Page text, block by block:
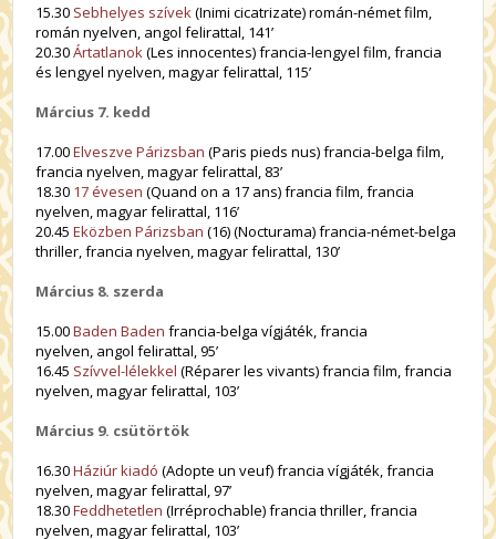
15.30 Sebhelyes szívek(Inimi cicatrizate) román-német film,
román nyelven, angol felirattal, 141’
20.30Ártatlanok(Les innocentes) francia-lengyel film, francia
és lengyel nyelven, magyar felirattal, 115’
Március 7. kedd
17.00Elveszve Párizsban (Paris pieds nus) francia-belga film,
francia nyelven, magyar felirattal, 83’
18.30 17 évesen (Quand on a 17 ans) francia film, francia
nyelven, magyar felirattal, 116’
20.45Eközben Párizsban (16) (Nocturama) francia-német-belga
thriller, francia nyelven, magyar felirattal, 130’
Március 8. szerda
15.00Baden Baden francia-belga vígjáték, francia
nyelven, angol felirattal, 95’
16.45 Szívvel-lélekkel (Réparer les vivants) francia film, francia
nyelven, magyar felirattal, 103’
Március 9. csütörtök
16.30Háziúr kiadó (Adopte un veuf) francia vígjáték, francia
nyelven, magyar felirattal, 97’
18.30Feddhetetlen (Irréprochable) francia thriller, francia
nyelven, magyar felirattal, 103’